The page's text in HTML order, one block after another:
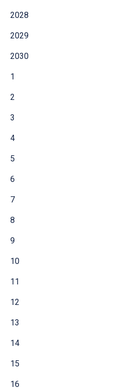
2028
2029
2030
1
2
3
4
5
6
7
8
9
10
11
12
13
14
15
16